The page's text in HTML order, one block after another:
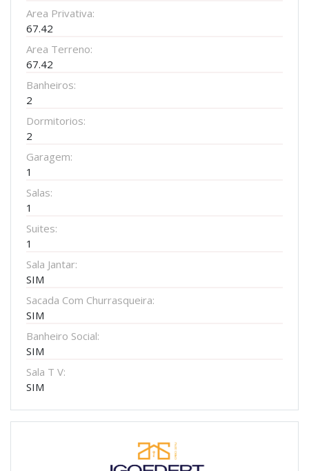
Area Privativa:
67.42
Area Terreno:
67.42
Banheiros:
2
Dormitorios:
2
Garagem:
1
Salas:
1
Suites:
1
Sala Jantar:
SIM
Sacada Com Churrasqueira:
SIM
Banheiro Social:
SIM
Sala T V:
SIM